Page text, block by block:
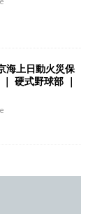
｜ 不動産・営業を知
+手当、1年目で
休日120～125日
最大級の金融サー
業 ｜ 20代で年
海上日動火災保
硬式野球部 ｜